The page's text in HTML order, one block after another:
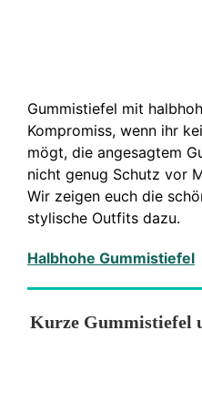
Gummistiefel mit
Kompromiss, wenn ihr
mögt, die angesagtem
nicht genug Schutz vor
Wir zeigen euch die
stylische Outfits dazu.
Halbhohe Gummistiefel
Kurze Gummistiefel